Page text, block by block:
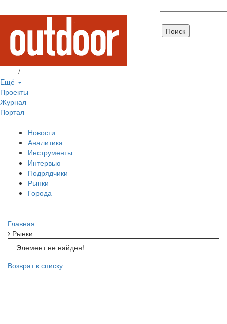
/
Ещё
Проекты
Журнал
Портал
Новости
Аналитика
Инструменты
Интервью
Подрядчики
Рынки
Города
Главная
Рынки
Элемент не найден!
Возврат к списку